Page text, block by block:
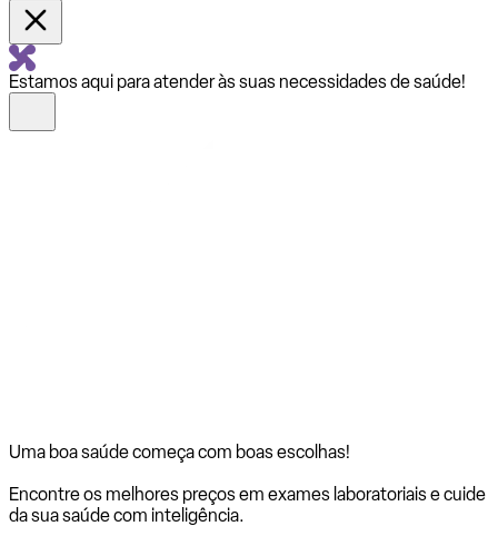
Estamos aqui para atender às suas necessidades de saúde!
Uma boa saúde começa com boas escolhas!
Encontre os melhores preços em exames laboratoriais e cuide
da sua saúde com inteligência.